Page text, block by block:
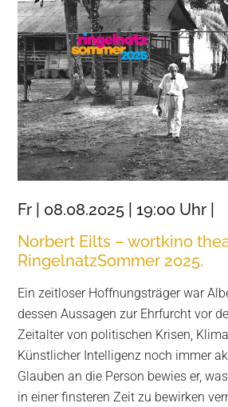
Fr | 08.08.2025 | 19:00 Uhr |
Norbert Eilts – wortkino
RingelnatzSommer 2025.
Ein zeitloser Hoffnungsträger war
dessen Aussagen zur Ehrfurcht vor
Zeitalter von politischen Krisen,
Künstlicher Intelligenz noch immer
Glauben an die Person bewies er,
in einer finsteren Zeit zu bewirken